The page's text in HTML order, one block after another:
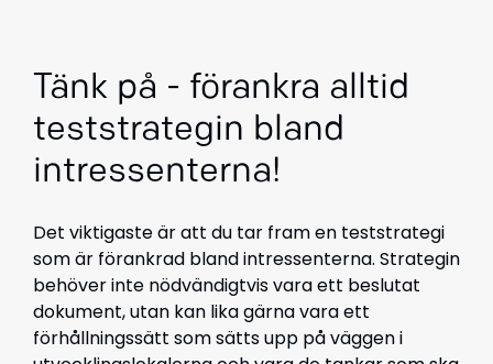
Tänk på - förankra alltid
teststrategin bland
intressenterna!
Det viktigaste är att du tar fram en teststrategi
som är förankrad bland intressenterna. Strategin
behöver inte nödvändigtvis vara ett beslutat
dokument, utan kan lika gärna vara ett
förhållningssätt som sätts upp på väggen i